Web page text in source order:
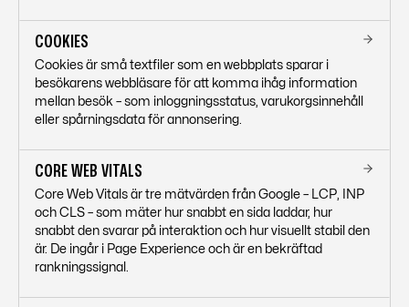
COOKIES
Cookies är små textfiler som en webbplats sparar i
besökarens webbläsare för att komma ihåg information
mellan besök – som inloggningsstatus, varukorgsinnehåll
eller spårningsdata för annonsering.
CORE WEB VITALS
Core Web Vitals är tre mätvärden från Google – LCP, INP
och CLS – som mäter hur snabbt en sida laddar, hur
snabbt den svarar på interaktion och hur visuellt stabil den
är. De ingår i Page Experience och är en bekräftad
rankningssignal.